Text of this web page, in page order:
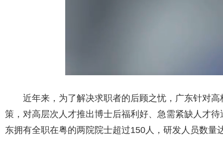
近年来，为了解决求职者的后顾之忧，广东针对
策，对高层次人才推出博士后福利好、急需紧缺人才
东拥有全职在粤的两院院士超过150人，研发人员数量